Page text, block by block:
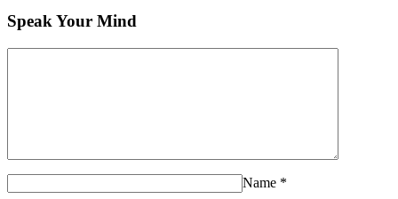
Speak Your Mind
Name *